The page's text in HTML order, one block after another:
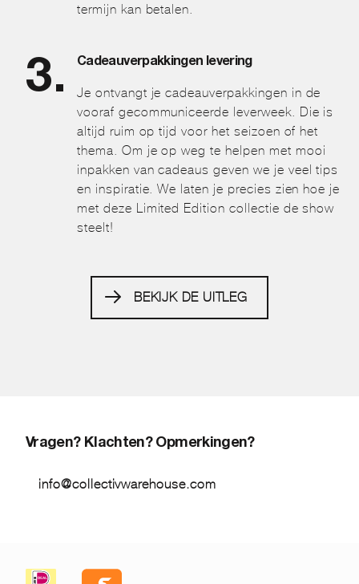
termijn kan betalen.
Cadeauverpakkingen levering
Je ontvangt je cadeauverpakkingen in de
vooraf gecommuniceerde leverweek. Die is
altijd ruim op tijd voor het seizoen of het
thema. Om je op weg te helpen met mooi
inpakken van cadeaus geven we je veel tips
en inspiratie. We laten je precies zien hoe je
met deze Limited Edition collectie de show
steelt!
BEKIJK DE UITLEG
Vragen? Klachten? Opmerkingen?
info@collectivwarehouse.com